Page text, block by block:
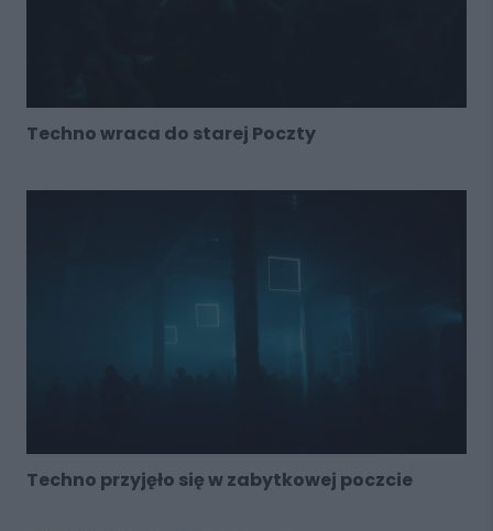
Techno wraca do starej Poczty
Techno przyjęło się w zabytkowej poczcie